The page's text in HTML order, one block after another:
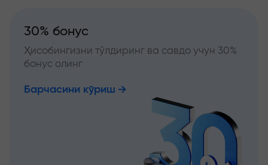
30% бонус
Ҳисобингизни тўлдиринг ва савдо учун 30%
бонус олинг
Барчасини кўриш